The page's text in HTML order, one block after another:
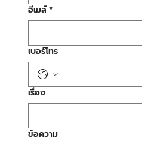
อีเมล์*
เบอร์โทร
เรื่อง
ข้อความ